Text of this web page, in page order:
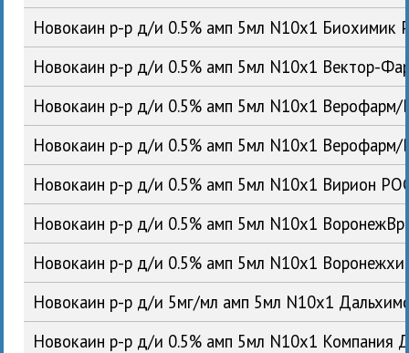
Новокаин р-р д/и 0.5% амп 5мл N10x1 Биохимик
Новокаин р-р д/и 0.5% амп 5мл N10x1 Вектор-
Новокаин р-р д/и 0.5% амп 5мл N10x1 Верофарм/
Новокаин р-р д/и 0.5% амп 5мл N10x1
Новокаин р-р д/и 0.5% амп 5мл N10x1 Вирион
Новокаин р-р д/и 0.5% амп 5мл N10x1
Новокаин р-р д/и 0.5% амп 5мл N10x1
Новокаин р-р д/и 5мг/мл амп 5мл N10x1
Новокаин р-р д/и 0.5% амп 5мл N10x1 Компания